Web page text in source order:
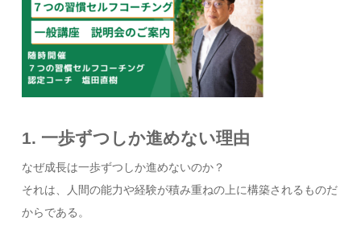
1. 一歩ずつしか進めない理由
なぜ成長は一歩ずつしか進めないのか？
それは、人間の能力や経験が積み重ねの上に構築されるものだ
からである。